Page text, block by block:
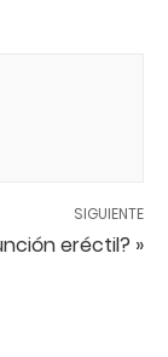
SIGUIENTE
eréctil? »